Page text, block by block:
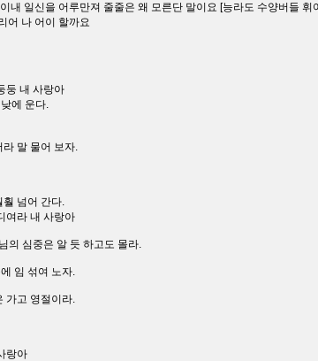
내 일신을 어루만져 줄줄은 왜 모른단 말이요 [능라도 수양버들
어 나 어이 할까요
둥 내 사랑아
에 운다.
말 물어 보자.
훨 넘어 간다.
여라 내 사랑아
의 심중은 알 듯 하고도 몰라.
임 섞여 노자.
가고 영절이라.
랑아